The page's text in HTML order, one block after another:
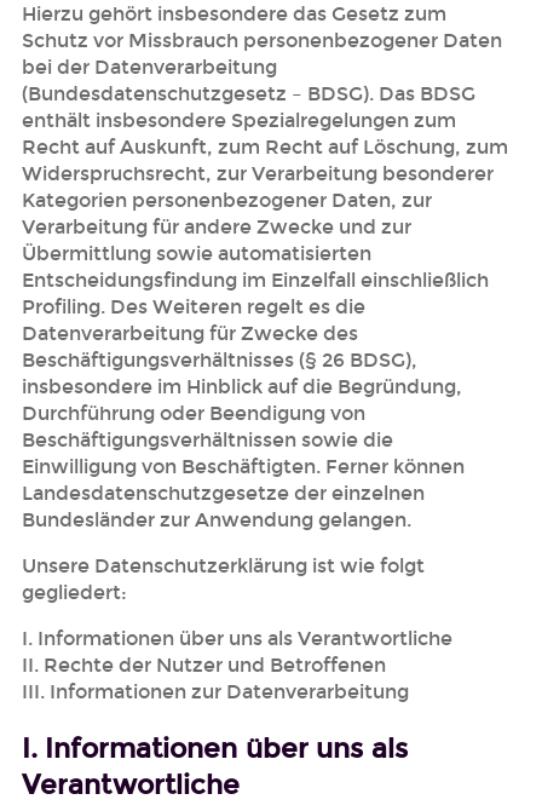
Hierzu gehört insbesondere das Gesetz zum
Schutz vor Missbrauch personenbezogener Daten
bei der Datenverarbeitung
(Bundesdatenschutzgesetz – BDSG). Das BDSG
enthält insbesondere Spezialregelungen zum
Recht auf Auskunft, zum Recht auf Löschung, zum
Widerspruchsrecht, zur Verarbeitung besonderer
Kategorien personenbezogener Daten, zur
Verarbeitung für andere Zwecke und zur
Übermittlung sowie automatisierten
Entscheidungsfindung im Einzelfall einschließlich
Profiling. Des Weiteren regelt es die
Datenverarbeitung für Zwecke des
Beschäftigungsverhältnisses (§ 26 BDSG),
insbesondere im Hinblick auf die Begründung,
Durchführung oder Beendigung von
Beschäftigungsverhältnissen sowie die
Einwilligung von Beschäftigten. Ferner können
Landesdatenschutzgesetze der einzelnen
Bundesländer zur Anwendung gelangen.
Unsere Datenschutzerklärung ist wie folgt
gegliedert:
I. Informationen über uns als Verantwortliche
II. Rechte der Nutzer und Betroffenen
III. Informationen zur Datenverarbeitung
I. Informationen über uns als
Verantwortliche